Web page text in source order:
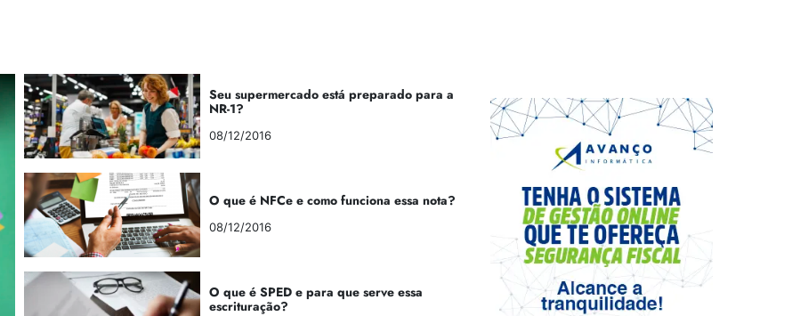
Seu supermercado está preparado para a
NR-1?
08/12/2016
O que é NFCe e como funciona essa nota?
08/12/2016
O que é SPED e para que serve essa
escrituração?